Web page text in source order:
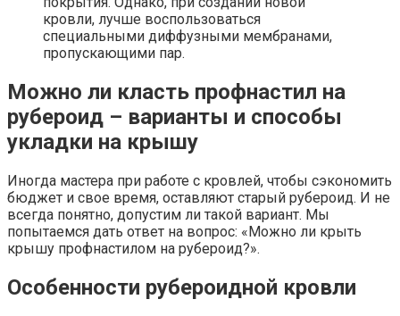
кровли, лучше воспользоваться
специальными диффузными мембранами,
пропускающими пар.
Можно ли класть профнастил на
рубероид – варианты и способы
укладки на крышу
Иногда мастера при работе с кровлей, чтобы сэкономить
бюджет и свое время, оставляют старый рубероид. И не
всегда понятно, допустим ли такой вариант. Мы
попытаемся дать ответ на вопрос: «Можно ли крыть
крышу профнастилом на рубероид?».
Особенности рубероидной кровли